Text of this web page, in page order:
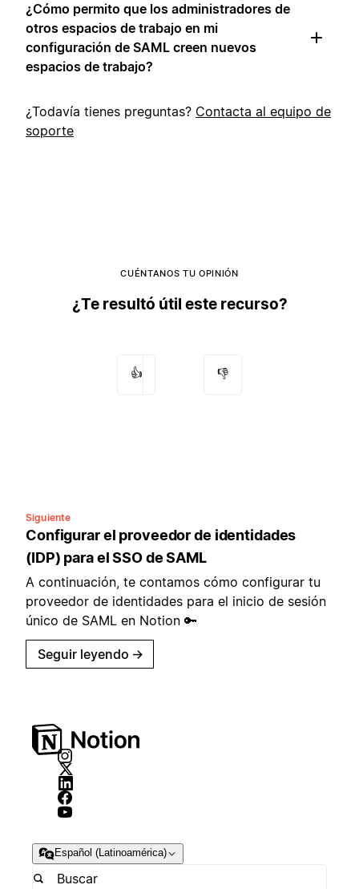
¿Cómo permito que los administradores de
otros espacios de trabajo en mi
configuración de SAML creen nuevos
espacios de trabajo?
¿Todavía tienes preguntas? Contacta al equipo de
soporte
CUÉNTANOS TU OPINIÓN
¿Te resultó útil este recurso?
👍 👎
Siguiente
Configurar el proveedor de identidades
(IDP) para el SSO de SAML
A continuación, te contamos cómo configurar tu
proveedor de identidades para el inicio de sesión
único de SAML en Notion 🔑
Seguir leyendo →
Español (Latinoamérica)